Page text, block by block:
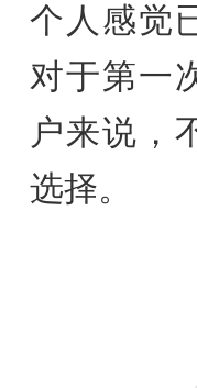
个人感觉
对于第一
户来说，
选择。